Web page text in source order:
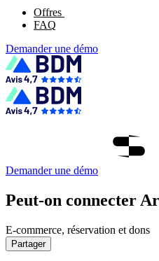
Offres
FAQ
Demander une démo
Demander une démo
Peut-on connecter
E-commerce, réservation et dons
Partager